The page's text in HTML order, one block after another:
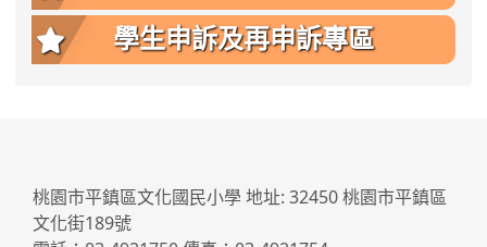
學生申訴及再申訴專區
桃園市平鎮區文化國民小學 地址: 32450 桃園市平鎮區
文化街189號